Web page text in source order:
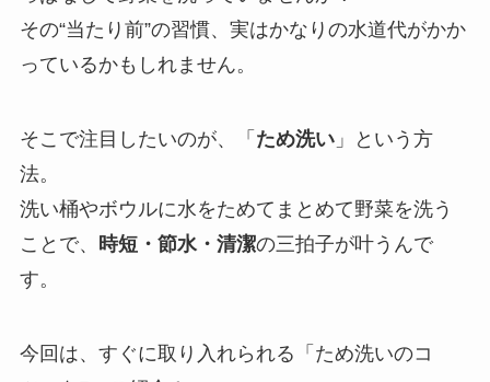
その“当たり前”の習慣、実はかなりの水道代がかか
っているかもしれません。
そこで注目したいのが、「 ため洗い」という方
法。
洗い桶やボウルに水をためてまとめて野菜を洗う
ことで、
時短・節水・清潔の三拍子が叶うんで
す。
今回は、すぐに取り入れられる「ため洗いのコ